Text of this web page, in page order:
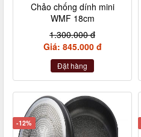
Chảo chống dính mini
WMF 18cm
1.300.000 đ
Giá: 845.000 đ
Đặt hàng
-12%